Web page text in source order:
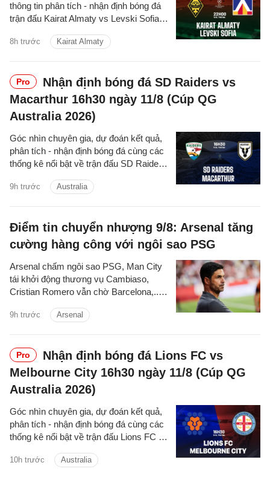
8h trước Kairat Almaty
thông tin phân tích - nhận định bóng đá
trận đấu Kairat Almaty vs Levski Sofia
2026/27 hôm nay.
Pro
Nhận định bóng đá SD Raiders vs
Macarthur 16h30 ngày 11/8 (Cúp QG
Australia 2026)
9h trước Australia
Góc nhìn chuyên gia, dự đoán kết quả,
phân tích - nhận định bóng đá cùng các
thống kê nổi bật về trận đấu SD Raiders
hôm nay.
Điểm tin chuyển nhượng 9/8: Arsenal tăng
cường hàng công với ngôi sao PSG
9h trước Arsenal
Arsenal chấm ngôi sao PSG, Man City
tái khởi động thương vụ Cambiaso,
Cristian Romero vẫn chờ Barcelona,...là
tin bóng đá sáng 9/8.
Pro
Nhận định bóng đá Lions FC vs
Melbourne City 16h30 ngày 11/8 (Cúp QG
Australia 2026)
10h trước Australia
Góc nhìn chuyên gia, dự đoán kết quả,
phân tích - nhận định bóng đá cùng các
thống kê nổi bật về trận đấu Lions FC vs
hôm nay.